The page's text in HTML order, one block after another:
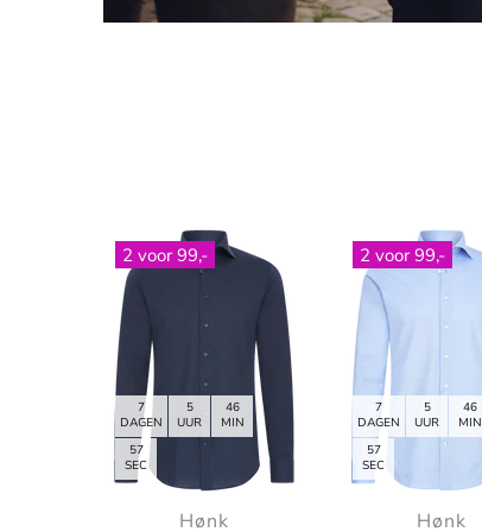
2 voor 99,-
7
DAGEN
5
UUR
46
MIN
55
SEC
Hønk
2 voor 99,-
7
DAGEN
5
UUR
46
MIN
54
SEC
Hønk